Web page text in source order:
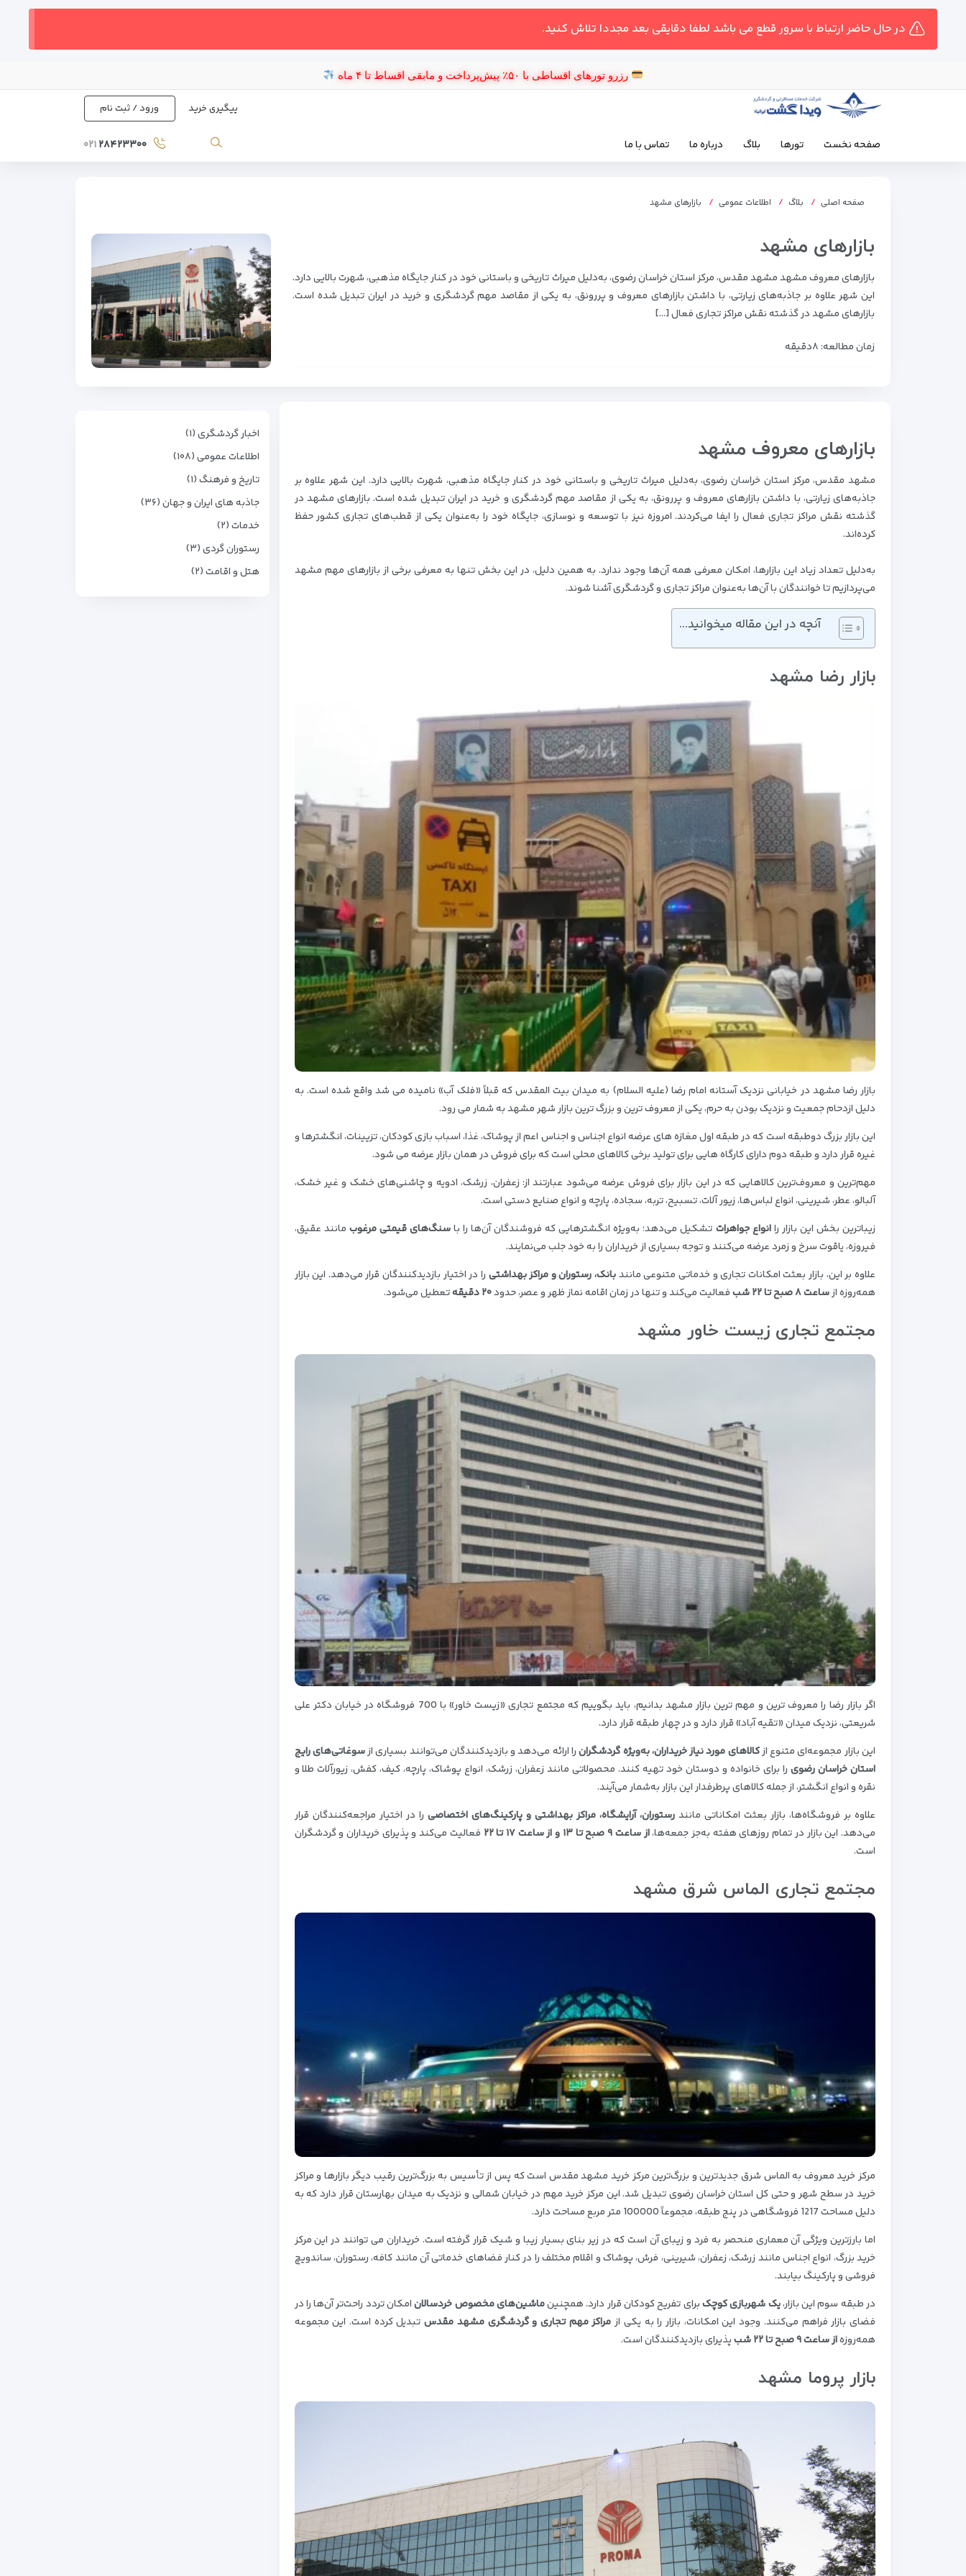
در حال حاضر ارتباط با سرور قطع می باشد لطفا دقایقی بعد مجددا تلاش کنید.
رزرو تورهای اقساطی با ۵۰٪ پیش‌پرداخت و مابقی اقساط تا ۴ ماه
پیگیری خرید ورود / ثبت نام
صفحه نخست تورها بلاگ درباره ما تماس با ما ۲۸۴۲۳۳۰۰ ۰۲۱
صفحه اصلی بلاگ اطلاعات عمومی بازارهای مشهد
بازارهای مشهد
بازارهای معروف مشهد مشهد مقدس، مرکز استان خراسان رضوی، به‌دلیل میراث تاریخی و باستانی خود در کنار جایگاه مذهبی، شهرت بالایی دارد.
این شهر علاوه بر جاذبه‌های زیارتی، با داشتن بازارهای معروف و پررونق، به یکی از مقاصد مهم گردشگری و خرید در ایران تبدیل شده است.
بازارهای مشهد در گذشته نقش مراکز تجاری فعال […]
زمان مطالعه: ۸دقیقه
بازارهای معروف مشهد
مشهد مقدس، مرکز استان خراسان رضوی، به‌دلیل میراث تاریخی و باستانی خود در کنار جایگاه مذهبی، شهرت بالایی دارد. این شهر علاوه بر
جاذبه‌های زیارتی، با داشتن بازارهای معروف و پررونق، به یکی از مقاصد مهم گردشگری و خرید در ایران تبدیل شده است. بازارهای مشهد در
گذشته نقش مراکز تجاری فعال را ایفا می‌کردند. امروزه نیز با توسعه و نوسازی، جایگاه خود را به‌عنوان یکی از قطب‌های تجاری کشور حفظ
کرده‌اند.
به‌دلیل تعداد زیاد این بازارها، امکان معرفی همه آن‌ها وجود ندارد. به همین دلیل، در این بخش تنها به معرفی برخی از بازارهای مهم مشهد
می‌پردازیم تا خوانندگان با آن‌ها به‌عنوان مراکز تجاری و گردشگری آشنا شوند.
آنچه در این مقاله میخوانید...
بازار رضا مشهد
بازار رضا مشهد در خیابانی نزدیک آستانه امام رضا (علیه السلام) به میدان بیت المقدس که قبلاً «فلک آب» نامیده می شد واقع شده است. به
دلیل ازدحام جمعیت و نزدیک بودن به حرم، یکی از معروف ترین و بزرگ ترین بازار شهر مشهد به شمار می رود.
این بازار بزرگ دوطبقه است که در طبقه اول مغازه های عرضه انواع اجناس و اجناس اعم از پوشاک، غذا، اسباب بازی کودکان، تزیینات، انگشترها و
غیره قرار دارد و طبقه دوم دارای کارگاه هایی برای تولید برخی کالاهای محلی است که برای فروش در همان بازار عرضه می شود.
مهم‌ترین و معروف‌ترین کالاهایی که در این بازار برای فروش عرضه می‌شود عبارتند از: زعفران، زرشک، ادویه و چاشنی‌های خشک و غیر خشک،
آلبالو، عطر، شیرینی، انواع لباس‌ها، زیور آلات، تسبیح، تربه، سجاده، پارچه و انواع صنایع دستی است.
زیباترین بخش این بازار راانواع جواهرات تشکیل می‌دهد؛ به‌ویژه انگشترهایی که فروشندگان آن‌ها را باسنگ‌های قیمتی مرغوب مانند عقیق،
فیروزه، یاقوت سرخ و زمرد عرضه می‌کنند و توجه بسیاری از خریداران را به خود جلب می‌نمایند.
علاوه بر این، بازار بعثت امکانات تجاری و خدماتی متنوعی مانندبانک، رستوران و مراکز بهداشتی را در اختیار بازدیدکنندگان قرار می‌دهد. این بازار
همه‌روزه ازساعت ۸ صبح تا ۲۲ شب فعالیت می‌کند و تنها در زمان اقامه نماز ظهر و عصر، حدود۲۰ دقیقه تعطیل می‌شود.
مجتمع تجاری زیست خاور مشهد
اگر بازار رضا را معروف ترین و مهم ترین بازار مشهد بدانیم، باید بگوییم که مجتمع تجاری «زیست خاور» با 700 فروشگاه در خیابان دکتر علی
شریعتی، نزدیک میدان «تقیه آباد» قرار دارد و در چهار طبقه قرار دارد.
این بازار مجموعه‌ای متنوع ازکالاهای مورد نیاز خریداران، به‌ویژه گردشگرانرا ارائه می‌دهد و بازدیدکنندگان می‌توانند بسیاری ازسوغاتی‌های رایج
استان خراسان رضویرا برای خانواده و دوستان خود تهیه کنند. محصولاتی مانند زعفران، زرشک، انواع پوشاک، پارچه، کیف، کفش، زیورآلات طلا و
نقره و انواع انگشتر، از جمله کالاهای پرطرفدار این بازار به‌شمار می‌آیند.
علاوه بر فروشگاه‌ها، بازار بعثت امکاناتی مانندرستوران، آرایشگاه، مراکز بهداشتی و پارکینگ‌های اختصاصی را در اختیار مراجعه‌کنندگان قرار
می‌دهد. این بازار در تمام روزهای هفته به‌جز جمعه‌ها،از ساعت ۹ صبح تا ۱۳ و از ساعت ۱۷ تا ۲۲
فعالیت می‌کند و پذیرای خریداران و گردشگران
است.
مجتمع تجاری الماس شرق مشهد
مرکز خرید معروف به الماس شرق جدیدترین و بزرگ‌ترین مرکز خرید مشهد مقدس است که پس از تأسیس به بزرگ‌ترین رقیب دیگر بازارها و مراکز
خرید در سطح شهر و حتی کل استان خراسان رضوی تبدیل شد.این مرکز خرید مهم در خیابان شمالی و نزدیک به میدان بهارستان قرار دارد که به
دلیل مساحت 1217 فروشگاهی در پنج طبقه، مجموعاً 100000 متر مربع مساحت دارد.
اما بارزترین ویژگی آن معماری منحصر به فرد و زیبای آن است که در زیر بنای بسیار زیبا و شیک قرار گرفته است. خریداران می توانند در این مرکز
خرید بزرگ، انواع اجناس مانند زرشک، زعفران، شیرینی، فرش، پوشاک و اقلام مختلف را در کنار فضاهای خدماتی آن مانند کافه، رستوران، ساندویچ
فروشی و پارکینگ بیابند.
در طبقه سوم این بازار،یک شهربازی کوچکبرای تفریح کودکان قرار دارد. همچنینماشین‌های مخصوص خردسالانامکان تردد راحت‌تر آن‌ها را در
فضای بازار فراهم می‌کنند. وجود این امکانات، بازار را به یکی از مراکز مهم تجاری و گردشگری مشهد مقدستبدیل کرده است. این مجموعه
همه‌روزهاز ساعت ۹ صبح تا ۲۲ شب پذیرای بازدیدکنندگان است.
بازار پروما مشهد
اخبار گردشگری (۱)
اطلاعات عمومی (۱۰۸)
تاریخ و فرهنگ (۱)
جاذبه های ایران و جهان (۳۶)
خدمات (۲)
رستوران گردی (۳)
هتل و اقامت (۲)